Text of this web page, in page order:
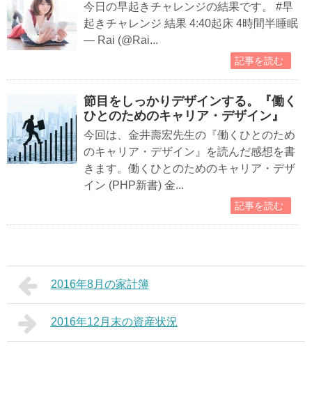
今日の早起きチャレンジの結果です。 #早
起きチャレンジ 結果 4:40起床 4時間半睡眠
— Rai (@Rai...
記事を読む
節目をしっかりデザインする。『働く
ひとのためのキャリア・デザイン』
今回は、金井壽宏先生の『働くひとのため
のキャリア・デザイン』を読んだ感想を書
きます。働くひとのためのキャリア・デザ
イン (PHP新書) 金...
記事を読む
2016年8月の家計簿
2016年12月末の資産状況